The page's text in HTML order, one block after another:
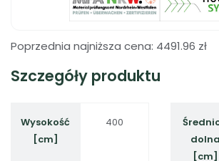
Poprzednia najniższa cena: 4491.96 zł
Szczegóły produktu
Wysokość
[cm]
400
dolna
[cm]